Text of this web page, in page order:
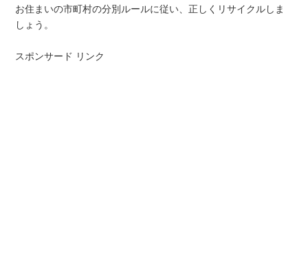
お住まいの市町村の分別ルールに従い、正しくリサイクルしま
しょう。
スポンサード リンク